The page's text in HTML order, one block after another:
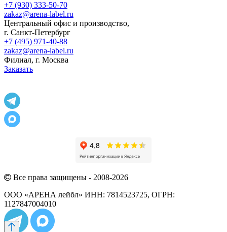
+7 (930) 333-50-70
zakaz@arena-label.ru
Центральный офис и производство,
г. Санкт-Петербург
+7 (495) 971-40-88
zakaz@arena-label.ru
Филиал, г. Москва
Заказать
Все права защищены - 2008-2026
ООО «АРЕНА лейбл» ИНН: 7814523725, ОГРН:
1127847004010